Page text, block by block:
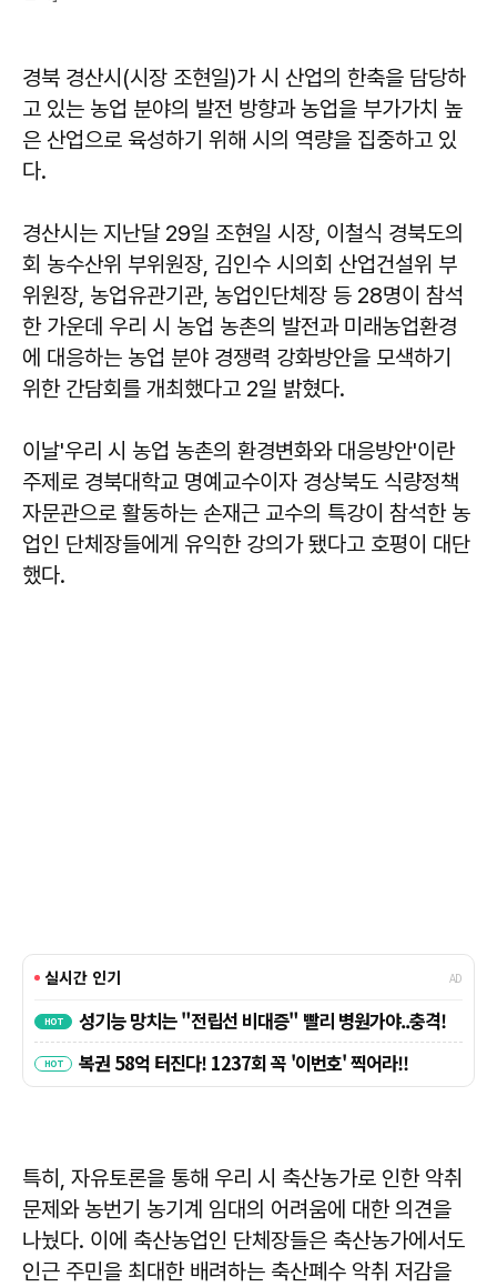
경북 경산시(시장 조현일)가 시 산업의 한축을 담당하
고 있는 농업 분야의 발전 방향과 농업을 부가가치 높
은 산업으로 육성하기 위해 시의 역량을 집중하고 있
다.
경산시는 지난달 29일 조현일 시장, 이철식 경북도의
회 농수산위 부위원장, 김인수 시의회 산업건설위 부
위원장, 농업유관기관, 농업인단체장 등 28명이 참석
한 가운데 우리 시 농업 농촌의 발전과 미래농업환경
에 대응하는 농업 분야 경쟁력 강화방안을 모색하기
위한 간담회를 개최했다고 2일 밝혔다.
이날'우리 시 농업 농촌의 환경변화와 대응방안'이란
주제로 경북대학교 명예교수이자 경상북도 식량정책
자문관으로 활동하는 손재근 교수의 특강이 참석한 농
업인 단체장들에게 유익한 강의가 됐다고 호평이 대단
했다.
특히, 자유토론을 통해 우리 시 축산농가로 인한 악취
문제와 농번기 농기계 임대의 어려움에 대한 의견을
나눴다. 이에 축산농업인 단체장들은 축산농가에서도
인근 주민을 최대한 배려하는 축산폐수 악취 저감을